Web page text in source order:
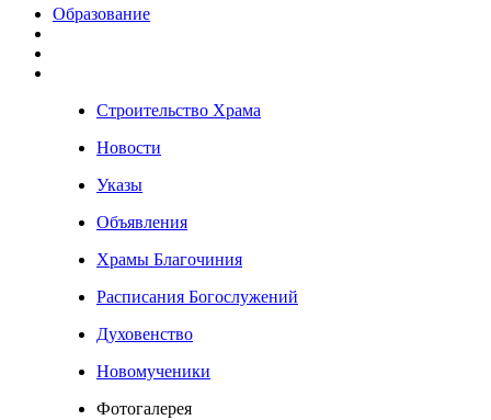
Образование
Строительство Храма
Новости
Указы
Объявления
Храмы Благочиния
Расписания Богослужений
Духовенство
Новомученики
Фотогалерея